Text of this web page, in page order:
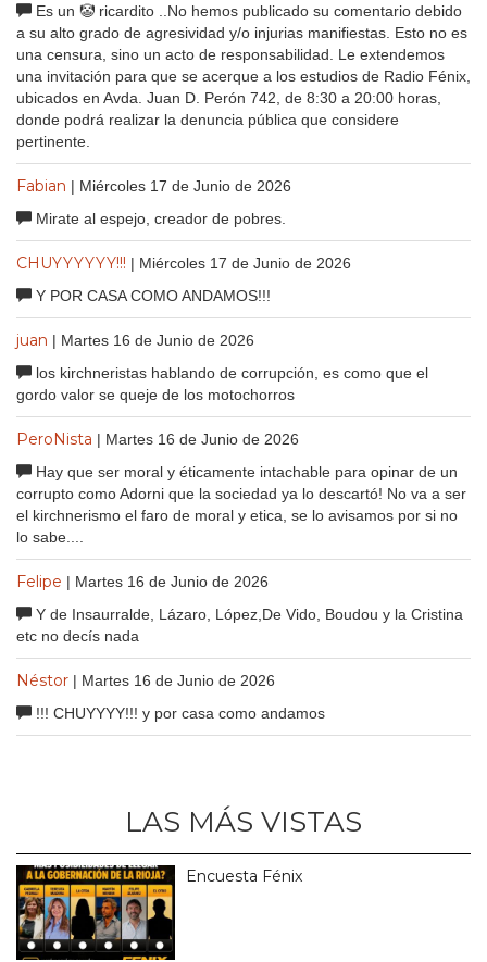
Es un 🤡 ricardito ..No hemos publicado su comentario debido
a su alto grado de agresividad y/o injurias manifiestas. Esto no es
una censura, sino un acto de responsabilidad. Le extendemos
una invitación para que se acerque a los estudios de Radio Fénix,
ubicados en Avda. Juan D. Perón 742, de 8:30 a 20:00 horas,
donde podrá realizar la denuncia pública que considere
pertinente.
Fabian | Miércoles 17 de Junio de 2026
Mirate al espejo, creador de pobres.
CHUYYYYYY!!! | Miércoles 17 de Junio de 2026
Y POR CASA COMO ANDAMOS!!!
juan | Martes 16 de Junio de 2026
los kirchneristas hablando de corrupción, es como que el
gordo valor se queje de los motochorros
PeroNista | Martes 16 de Junio de 2026
Hay que ser moral y éticamente intachable para opinar de un
corrupto como Adorni que la sociedad ya lo descartó! No va a ser
el kirchnerismo el faro de moral y etica, se lo avisamos por si no
lo sabe....
Felipe | Martes 16 de Junio de 2026
Y de Insaurralde, Lázaro, López,De Vido, Boudou y la Cristina
etc no decís nada
Néstor | Martes 16 de Junio de 2026
!!! CHUYYYY!!! y por casa como andamos
LAS MÁS VISTAS
Encuesta Fénix